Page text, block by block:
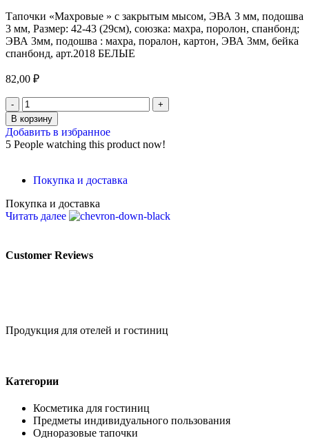
Тапочки «Махровые » с закрытым мысом, ЭВА 3 мм, подошва
3 мм, Размер: 42-43 (29см), союзка: махра, поролон, спанбонд;
ЭВА 3мм, подошва : махра, поралон, картон, ЭВА 3мм, бейка
спанбонд, арт.2018 БЕЛЫЕ
82,00 ₽
В корзину
Добавить в избранное
5 People watching this product now!
Покупка и доставка
Покупка и доставка
Читать далее
Customer Reviews
Продукция для отелей и гостиниц
Категории
Косметика для гостиниц
Предметы индивидуального пользования
Одноразовые тапочки